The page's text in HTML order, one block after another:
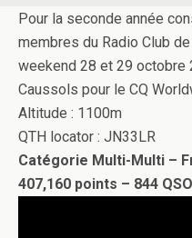
Pour la seconde année
membres du Radio Club
weekend 28 et 29 octobre
Caussols pour le CQ
Altitude : 1100m
QTH locator : JN33LR
Catégorie Multi-Multi –
407,160 points – 844